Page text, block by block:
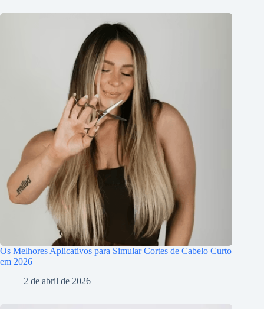
Os Melhores Aplicativos para Simular Cortes de Cabelo Curto
em 2026
2 de abril de 2026